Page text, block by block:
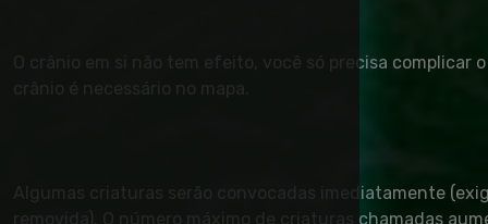
O crânio em si não tem efeito, você só precisa
crânio é necessário no mapa.
Algumas criaturas serão convocadas imediatamente
removida). O número máximo de criaturas chamadas